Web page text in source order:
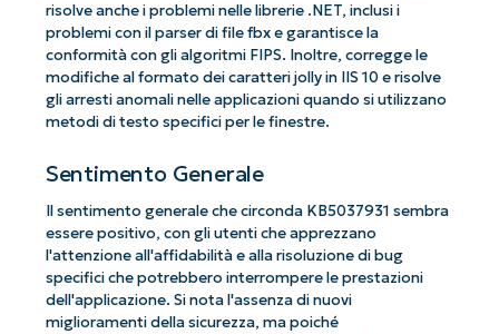
risolve anche i problemi nelle librerie .NET, inclusi i
problemi con il parser di file fbx e garantisce la
conformità con gli algoritmi FIPS. Inoltre, corregge le
modifiche al formato dei caratteri jolly in IIS 10 e risolve
gli arresti anomali nelle applicazioni quando si utilizzano
metodi di testo specifici per le finestre.
Sentimento Generale
Il sentimento generale che circonda KB5037931 sembra
essere positivo, con gli utenti che apprezzano
l'attenzione all'affidabilità e alla risoluzione di bug
specifici che potrebbero interrompere le prestazioni
dell'applicazione. Si nota l'assenza di nuovi
miglioramenti della sicurezza, ma poiché